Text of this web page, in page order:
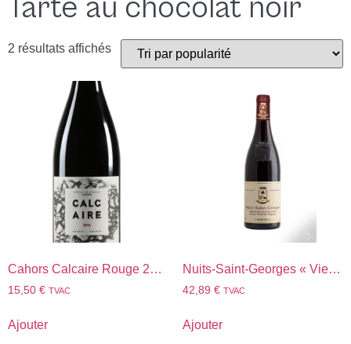
Tarte au chocolat noir
2 résultats affichés
Cahors Calcaire Rouge 2022
15,50 € TVAC
Ajouter
Nuits-Saint-Georges « Vieilles Vignes » 2023
42,89 € TVAC
Ajouter